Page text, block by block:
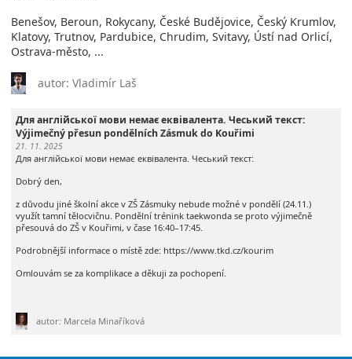
Benešov, Beroun, Rokycany, České Budějovice, Český Krumlov,
Klatovy, Trutnov, Pardubice, Chrudim, Svitavy, Ústí nad Orlicí,
Ostrava-město, ...
autor: Vladimír Laš
Для англійської мови немає еквівалента. Чеський текст:
Výjimečný přesun pondělních Zásmuk do Kouřimi
21. 11. 2025
Для англійської мови немає еквівалента. Чеський текст:
Dobrý den,
z důvodu jiné školní akce v ZŠ Zásmuky nebude možné v pondělí (24.11.)
využít tamní tělocvičnu. Pondělní trénink taekwonda se proto výjimečně
přesouvá do ZŠ v Kouřimi, v čase 16:40–17:45.
Podrobnější informace o místě zde: https://www.tkd.cz/kourim
Omlouvám se za komplikace a děkuji za pochopení.
autor: Marcela Minaříková